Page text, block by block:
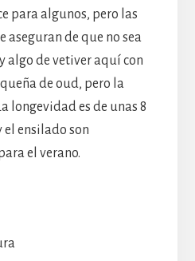
para algunos, pero las
aseguran de que no sea
algo de vetiver aquí con
de oud, pero la
longevidad es de unas 8
el ensilado son
el verano.